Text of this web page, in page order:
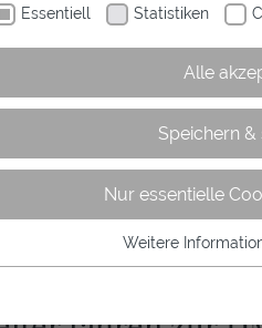
Essentiell Statistiken
Alle
Speichern &
Nur essentielle
Essentielle Cookies werden für
Weitere